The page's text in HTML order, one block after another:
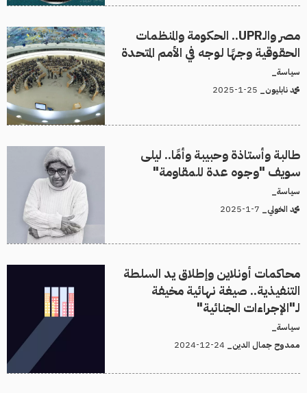
مصر والـUPR.. الحكومة والمنظمات
الحقوقية وجهًا لوجه في الأمم المتحدة
سياسة_
محمد نابليون_
طالبة وأستاذة وحبيبة وأمًا.. ليلى
سويف "وجوه عدة للمقاومة"
سياسة_
محمد الخولي_
محاكمات أونلاين وإطلاق يد السلطة
التنفيذية.. صيغة نهائية مخيفة
لـ"الإجراءات الجنائية"
سياسة_
ممدوح جمال الدين_